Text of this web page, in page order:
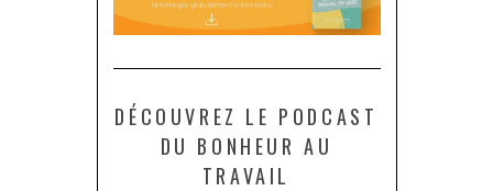
DÉCOUVREZ LE PODCAST
DU BONHEUR AU
TRAVAIL